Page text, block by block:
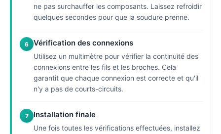
ne pas surchauffer les composants. Laissez refroidir
quelques secondes pour que la soudure prenne.
6 Vérification des connexions
Utilisez un multimètre pour vérifier la continuité des
connexions entre les fils et les broches. Cela
garantit que chaque connexion est correcte et qu'il
n'y a pas de courts-circuits.
7 Installation finale
Une fois toutes les vérifications effectuées, installez